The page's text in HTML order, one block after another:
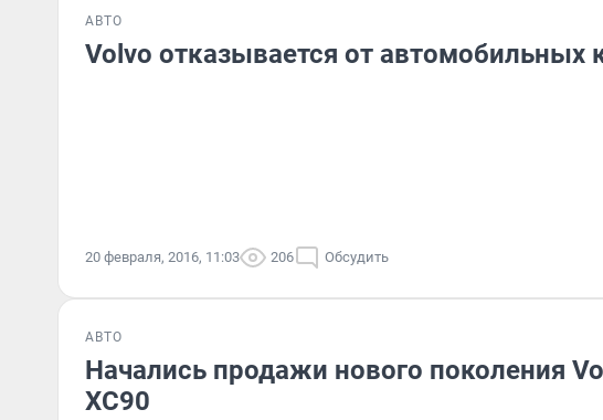
АВТО
Volvo отказывается от автомобильных
20 февраля, 2016, 11:03 206 Обсудить
АВТО
Начались продажи нового поколения
XC90